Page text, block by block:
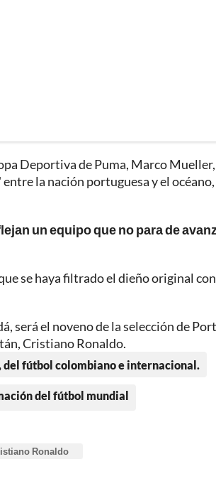
Deportiva de Puma, Marco Mueller,
la nación portuguesa y el
un equipo que no para de
se haya filtrado el dieño original
será el noveno de la selección de
Cristiano Ronaldo.
del fútbol colombiano e internacional.
del fútbol mundial
Ronaldo